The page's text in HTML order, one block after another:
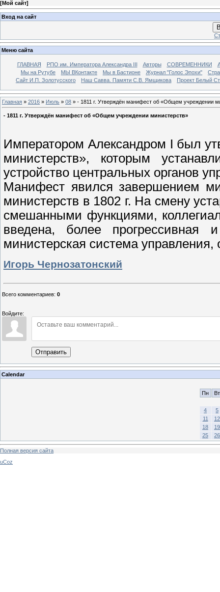
[Мой сайт]
Вход на сайт
Меню сайта
ГЛАВНАЯ РПО им. Императора Александра III Авторы СОВРЕМЕННИКИ
Мы на Рутубе
МЫ ВКонтакте Мы в Бастионе Журнал "Голос Эпохи"
Сайт И.П. Золотусского
Наш Савва. Памяти С.В. Ямщикова Проект Белый
Главная » 2016 » Июль » 08 » - 1811 г. Утверждён манифест об «Общем учреждении
- 1811 г. Утверждён манифест об «Общем учреждении министерств»
Императором Александром I был
министерств», которым
устройство центральных органов
Манифест явился завершением
министерств в 1802 г. На смену
смешанными функциями,
введена, более прогрессивная
министерская система
Игорь Чернозатонский
Всего комментариев: 0
Войдите:
Отправить
Calendar
Пн Вт
4
5
11
12
18
19
25
26
Полная версия сайта
uCoz